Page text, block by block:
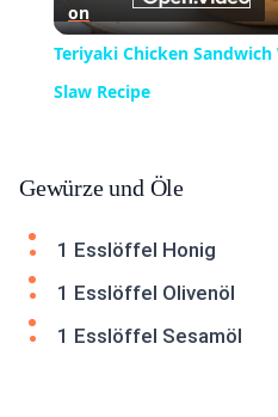
on
Teriyaki Chicken
Slaw Recipe
Gewürze und Öle
1 Esslöffel Honig
1 Esslöffel Olivenöl
1 Esslöffel Sesamöl